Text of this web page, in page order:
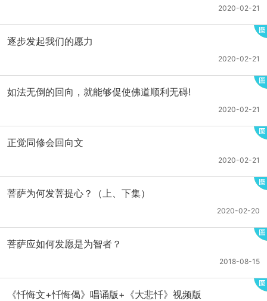
2020-02-21
逐步发起我们的愿力
2020-02-21
如法无倒的回向，就能够促使佛道顺利无碍!
2020-02-21
正觉同修会回向文
2020-02-21
菩萨为何发菩提心？（上、下集）
2020-02-20
菩萨应如何发愿是为智者？
2018-08-15
《忏悔文+忏悔偈》唱诵版+《大悲忏》视频版